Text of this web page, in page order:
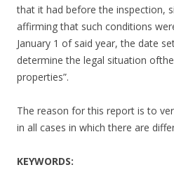
that it had before the inspection,
affirming that such conditions
January 1 of said year, the date
determine the legal situation
properties”.
The reason for this report is to
in all cases in which there are
KEYWORDS: